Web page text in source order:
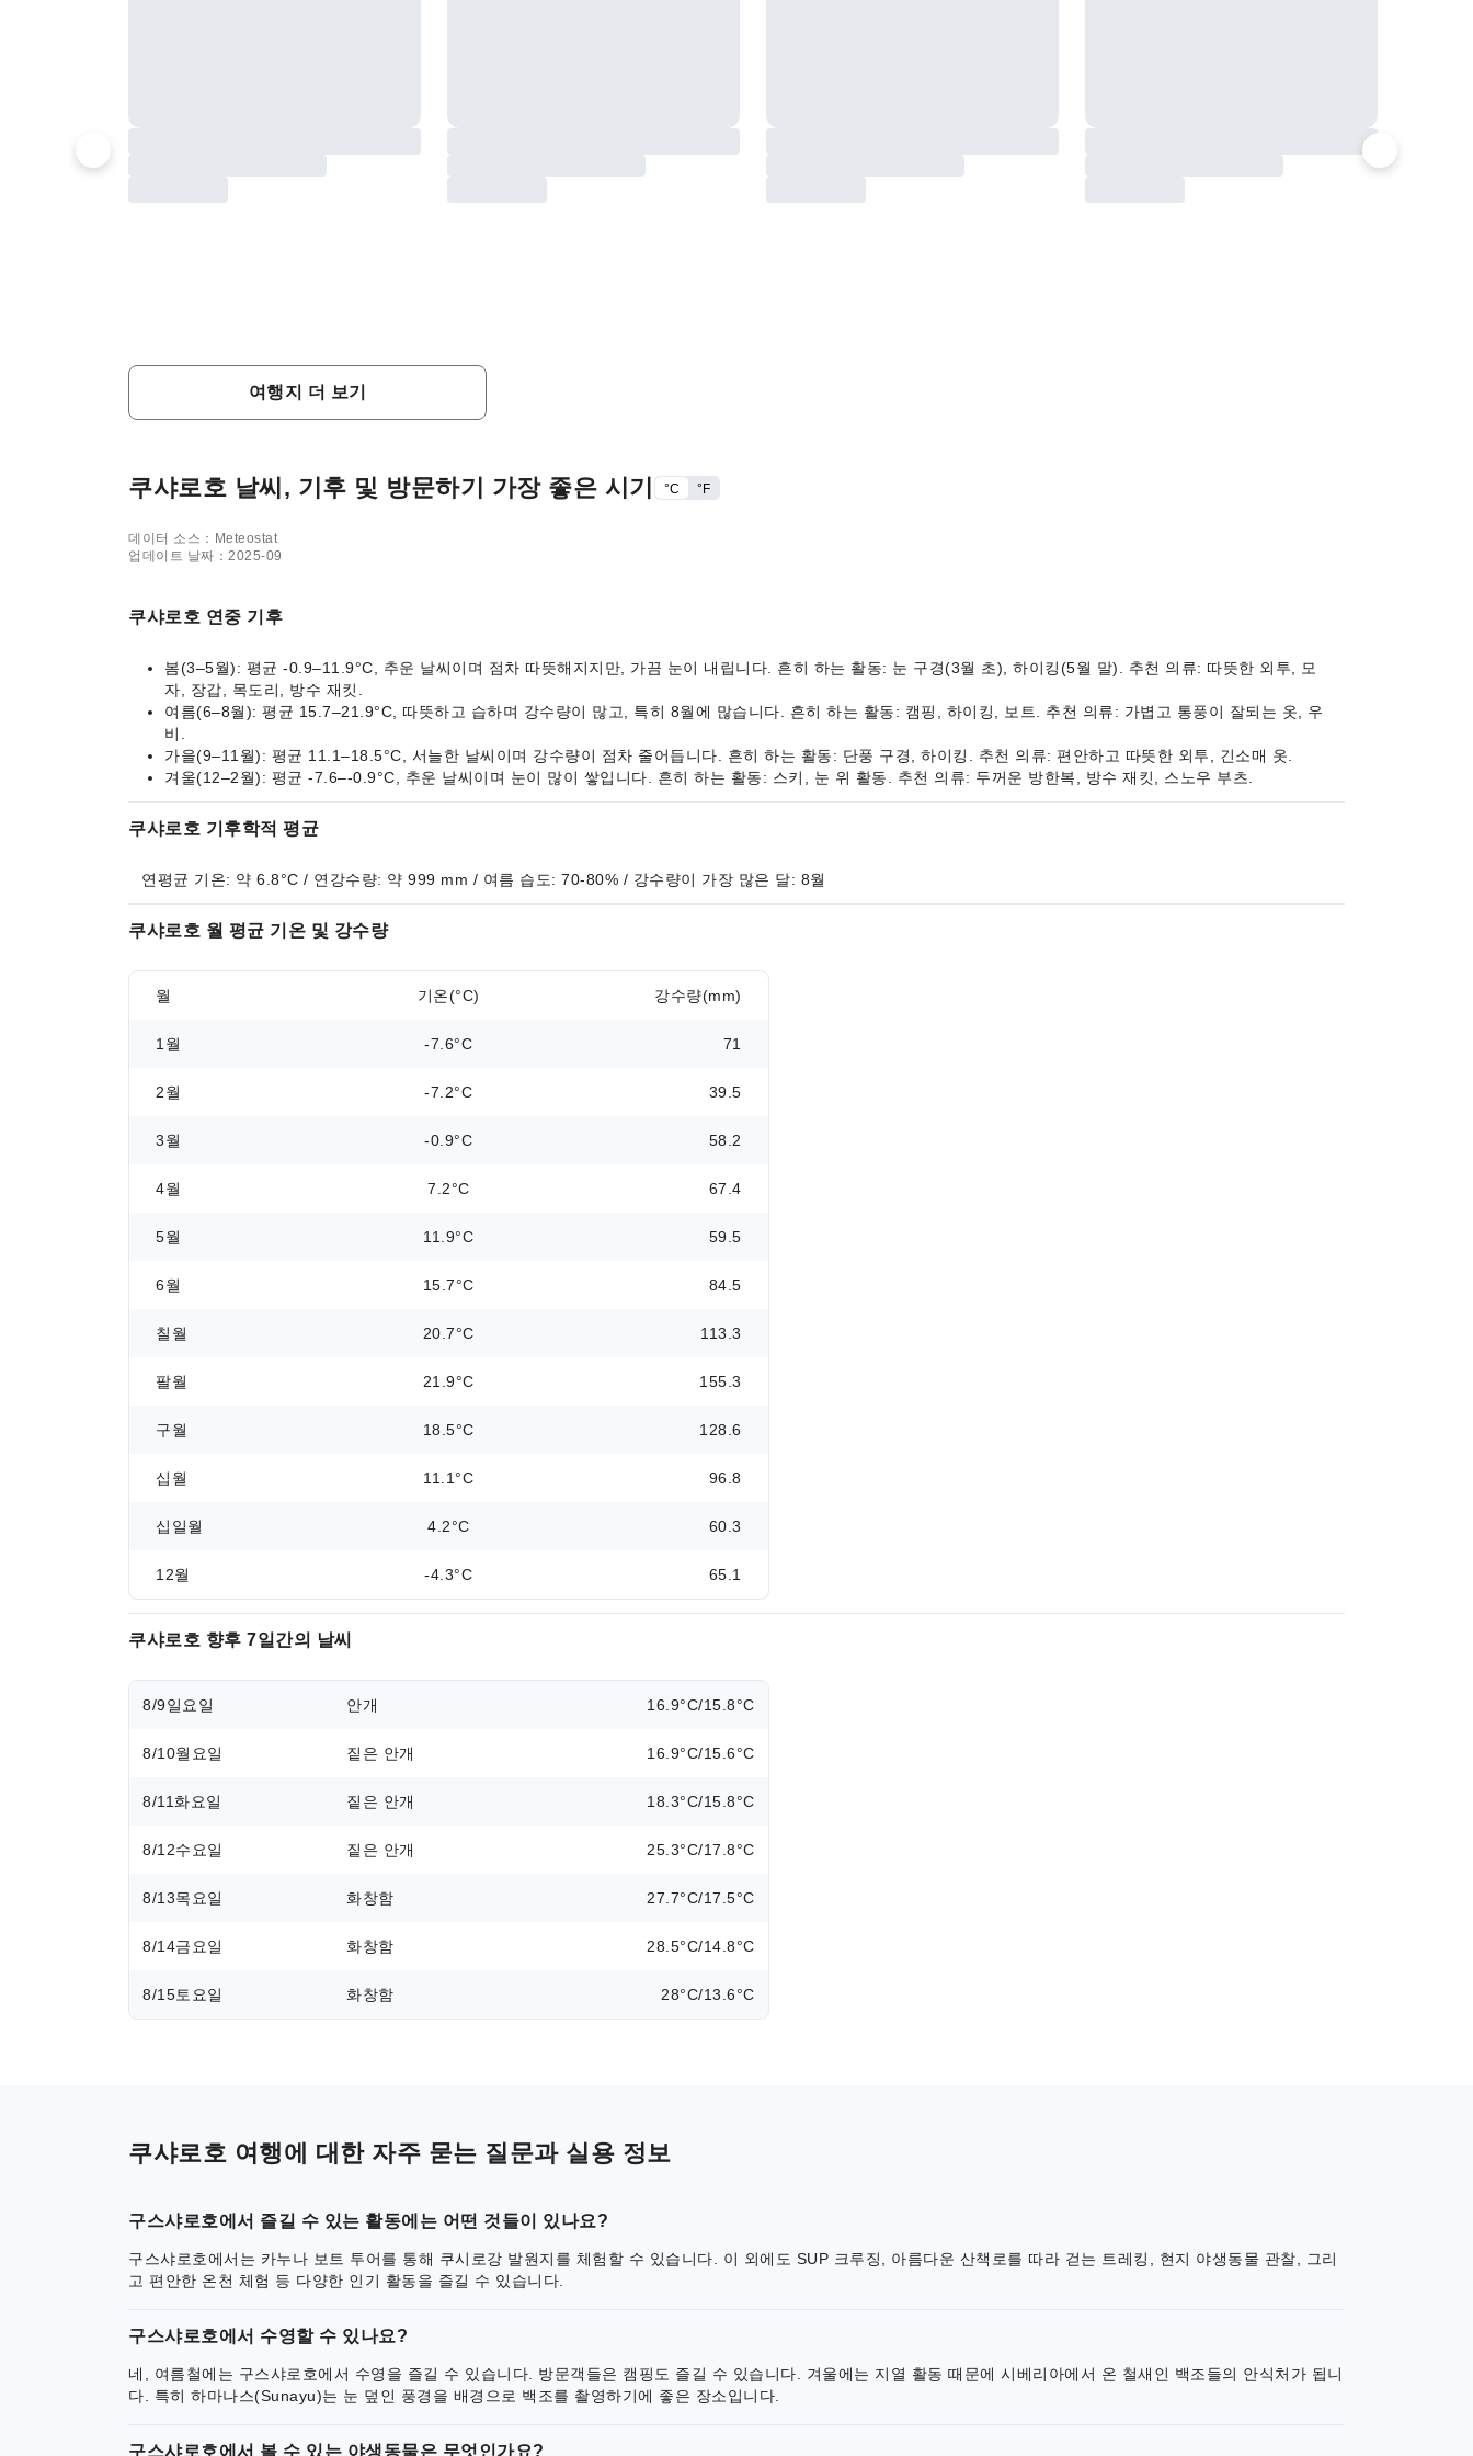
여행지 더 보기
쿠샤로호 날씨, 기후 및 방문하기 가장 좋은 시기 °C °F
데이터 소스：Meteostat
업데이트 날짜：2025-09
쿠샤로호 연중 기후
봄(3–5월): 평균 -0.9–11.9°C, 추운 날씨이며 점차 따뜻해지지만, 가끔 눈이 내립니다. 흔히 하는 활동: 눈 구경(3월 초), 하이킹(5월 말). 추천 의류: 따뜻한 외투, 모
자, 장갑, 목도리, 방수 재킷.
여름(6–8월): 평균 15.7–21.9°C, 따뜻하고 습하며 강수량이 많고, 특히 8월에 많습니다. 흔히 하는 활동: 캠핑, 하이킹, 보트. 추천 의류: 가볍고 통풍이 잘되는 옷, 우
비.
가을(9–11월): 평균 11.1–18.5°C, 서늘한 날씨이며 강수량이 점차 줄어듭니다. 흔히 하는 활동: 단풍 구경, 하이킹. 추천 의류: 편안하고 따뜻한 외투, 긴소매 옷.
겨울(12–2월): 평균 -7.6–-0.9°C, 추운 날씨이며 눈이 많이 쌓입니다. 흔히 하는 활동: 스키, 눈 위 활동. 추천 의류: 두꺼운 방한복, 방수 재킷, 스노우 부츠.
쿠샤로호 기후학적 평균
연평균 기온: 약 6.8°C / 연강수량: 약 999 mm / 여름 습도: 70-80% / 강수량이 가장 많은 달: 8월
쿠샤로호 월 평균 기온 및 강수량
월 기온(°C) 강수량(mm)
1월 -7.6°C 71
2월 -7.2°C 39.5
3월 -0.9°C 58.2
4월 7.2°C 67.4
5월 11.9°C 59.5
6월 15.7°C 84.5
칠월 20.7°C 113.3
팔월 21.9°C 155.3
구월 18.5°C 128.6
십월 11.1°C 96.8
십일월 4.2°C 60.3
12월 -4.3°C 65.1
쿠샤로호 향후 7일간의 날씨
8/9일요일 안개 16.9°C/15.8°C
8/10월요일 짙은 안개 16.9°C/15.6°C
8/11 화요일 짙은 안개 18.3°C/15.8°C
8/12수요일 짙은 안개 25.3°C/17.8°C
8/13목요일 화창함 27.7°C/17.5°C
8/14금요일 화창함 28.5°C/14.8°C
8/15토요일 화창함 28°C/13.6°C
쿠샤로호 여행에 대한 자주 묻는 질문과 실용 정보
구스샤로호에서 즐길 수 있는 활동에는 어떤 것들이 있나요?
구스샤로호에서는 카누나 보트 투어를 통해 쿠시로강 발원지를 체험할 수 있습니다. 이 외에도 SUP 크루징, 아름다운 산책로를 따라 걷는 트레킹, 현지 야생동물 관찰, 그리
고 편안한 온천 체험 등 다양한 인기 활동을 즐길 수 있습니다.
구스샤로호에서 수영할 수 있나요?
네, 여름철에는 구스샤로호에서 수영을 즐길 수 있습니다. 방문객들은 캠핑도 즐길 수 있습니다. 겨울에는 지열 활동 때문에 시베리아에서 온 철새인 백조들의 안식처가 됩니
다. 특히 하마나스(Sunayu)는 눈 덮인 풍경을 배경으로 백조를 촬영하기에 좋은 장소입니다.
구스샤로호에서 볼 수 있는 야생동물은 무엇인가요?